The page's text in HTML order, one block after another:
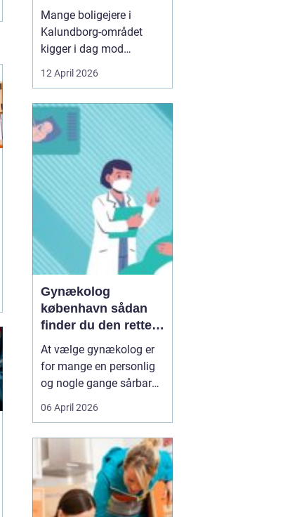
mere bæredygtig
varme
Mange boligejere i
Kalundborg-området
kigger i dag mod
varmepumper som en
vej til lavere
behageligt indeklima.
Priserne på energi
svinger, kravene til CO2-
reduktion stiger, og
gamle elradiatorer, olie-
og pillefyr bliver både ...
12 April 2026
Gynækolog
københavn sådan
finder du den rette
specialist
At vælge gynækolog er
for mange en personlig
og nogle gange sårbar
beslutning. Man skal
både føle sig tryg, hørt
storby som København
kan det være svært at
danne sig overblik over
de mange muligheder,
06 April 2026